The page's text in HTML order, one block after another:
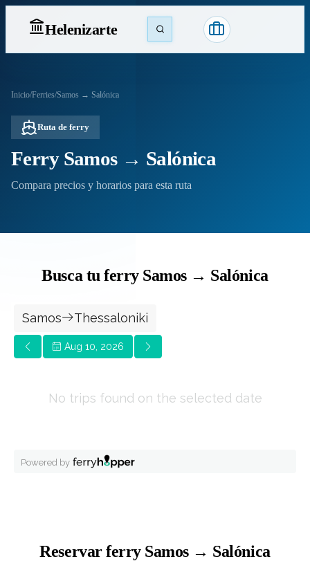
Helenizarte
Inicio/Ferries/Samos → Salónica
Ruta de ferry
Ferry Samos → Salónica
Compara precios y horarios para esta ruta
Busca tu ferry Samos → Salónica
Reservar ferry Samos → Salónica